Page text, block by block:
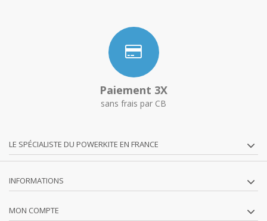
Paiement 3X
sans frais par CB
LE SPÉCIALISTE DU POWERKITE EN FRANCE
INFORMATIONS
MON COMPTE